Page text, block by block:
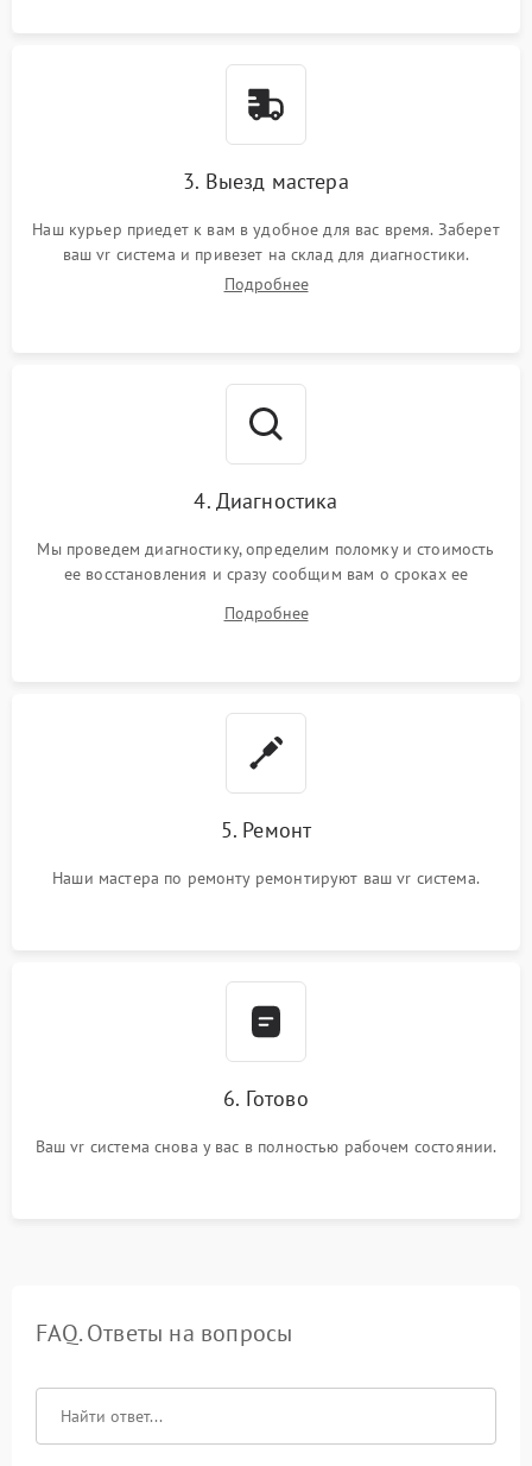
3. Выезд мастера
Наш курьер приедет к вам в удобное для вас время. Заберет
ваш vr система и привезет на склад для диагностики.
Подробнее
4. Диагностика
Мы проведем диагностику, определим поломку и стоимость
ее восстановления и сразу сообщим вам о сроках ее
Подробнее
5. Ремонт
Наши мастера по ремонту ремонтируют ваш vr система.
6. Готово
Ваш vr система снова у вас в полностью рабочем состоянии.
FAQ. Ответы на вопросы